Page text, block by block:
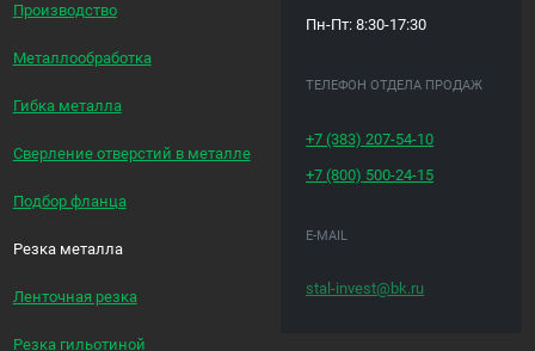
Производство
Металлообработка
Гибка металла
Сверление отверстий в металле
Подбор фланца
Резка металла
Ленточная резка
Резка гильотиной
Пн-Пт: 8:30-17:30
ТЕЛЕФОН ОТДЕЛА ПРОДАЖ
+7 (383)207-54-10
+7 (800) 500-24-15
E-MAIL
stal-invest@bk.ru